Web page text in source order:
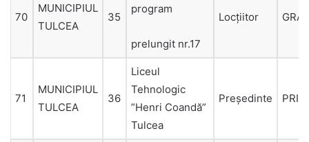
70
MUNICIPIUL
TULCEA
35
program
prelungit nr.17
Locțiitor
71
MUNICIPIUL
TULCEA
36
Liceul
Tehnologic
”Henri Coandă”
Tulcea
Președinte